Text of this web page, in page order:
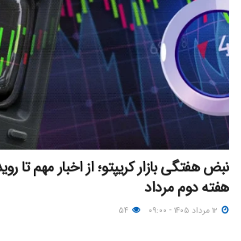
نبض هفتگی بازار کریپتو؛ از اخبار مهم تا
هفته دوم مرداد